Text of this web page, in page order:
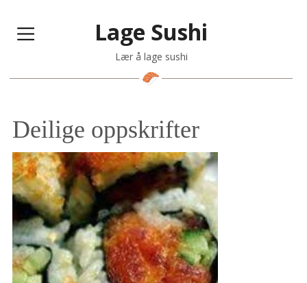
Lage Sushi
Lær å lage sushi
Deilige oppskrifter